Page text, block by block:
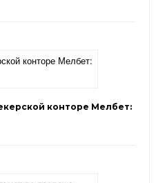
конторе Мелбет: